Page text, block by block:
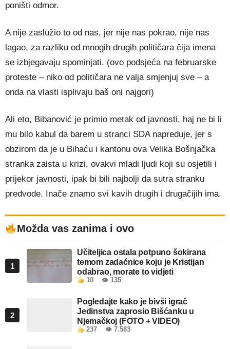
poništi odmor.
A nije zaslužio to od nas, jer nije nas pokrao, nije nas
lagao, za razliku od mnogih drugih političara čija imena
se izbjegavaju spominjati. (ovo podsjeća na februarske
proteste – niko od političara ne valja smjenjuj sve – a
onda na vlasti isplivaju baš oni najgori)
Ali eto, Bibanović je primio metak od javnosti, haj ne bi li
mu bilo kabul da barem u stranci SDA napreduje, jer s
obzirom da je u Bihaću i kantonu ova Velika Bošnjačka
stranka zaista u krizi, ovakvi mladi ljudi koji su osjetili i
prijekor javnosti, ipak bi bili najbolji da sutra stranku
predvode. Inače znamo svi kavih drugih i drugačijih ima.
Možda vas zanima i ovo
1
Učiteljica ostala potpuno šokirana
temom zadaćnice koju je Kristijan
odabrao, morate to vidjeti
10 👁 135
2
Pogledajte kako je bivši igrač
Jedinstva zaprosio Bišćanku u
Njemačkoj (FOTO + VIDEO)
237 👁 7.583